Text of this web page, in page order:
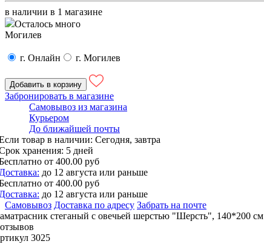
в наличии в 1 магазине
Осталось много
Могилев
г. Онлайн г. Могилев
Добавить в корзину
Забронировать в магазине
Самовывоз из магазина
Курьером
До ближайшей почты
товар в наличии: Сегодня, завтра
хранения: 5 дней
от 400.00 руб
до 12 августа или раньше
от 400.00 руб
до 12 августа или раньше
Самовывоз Доставка по адресу Забрать на почте
стеганый с овечьей шерстью "Шерсть", 140*200 см
3025